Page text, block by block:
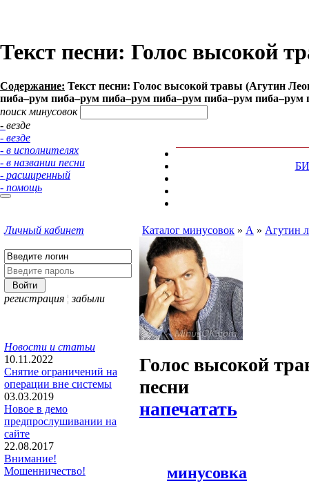
Текст песни: Голос высокой
Содержание: Текст песни: Голос высокой травы (Агутин
пиба–рум пиба–рум пиба–рум пиба–рум пиба–рум
поиск минусовок
- везде
- везде
- в исполнителях
- в названии песни
- расширенный
- помощь
Личный кабинет
регистрация ¦ забыли
Новости и статьи
10.11.2022
Снятие ограничений на
операции вне системы
03.03.2019
Новое в демо
предпрослушивании на
сайте
22.08.2017
Внимание!
Мошенничество!
Каталог минусовок » А » Агутин
Голос высокой
песни
напечатать
минусовка